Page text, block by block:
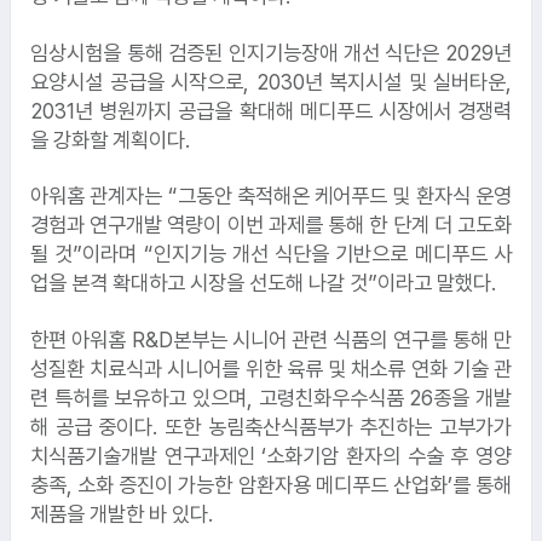
임상시험을 통해 검증된 인지기능장애 개선 식단은 2029년
요양시설 공급을 시작으로, 2030년 복지시설 및 실버타운,
2031년 병원까지 공급을 확대해 메디푸드 시장에서 경쟁력
을 강화할 계획이다.
아워홈 관계자는 “그동안 축적해온 케어푸드 및 환자식 운영
경험과 연구개발 역량이 이번 과제를 통해 한 단계 더 고도화
될 것”이라며 “인지기능 개선 식단을 기반으로 메디푸드 사
업을 본격 확대하고 시장을 선도해 나갈 것”이라고 말했다.
한편 아워홈 R&D본부는 시니어 관련 식품의 연구를 통해 만
성질환 치료식과 시니어를 위한 육류 및 채소류 연화 기술 관
련 특허를 보유하고 있으며, 고령친화우수식품 26종을 개발
해 공급 중이다. 또한 농림축산식품부가 추진하는 고부가가
치식품기술개발 연구과제인 ‘소화기암 환자의 수술 후 영양
충족, 소화 증진이 가능한 암환자용 메디푸드 산업화’를 통해
제품을 개발한 바 있다.
3.삼성생명
2.고려아연
1.토스뱅크